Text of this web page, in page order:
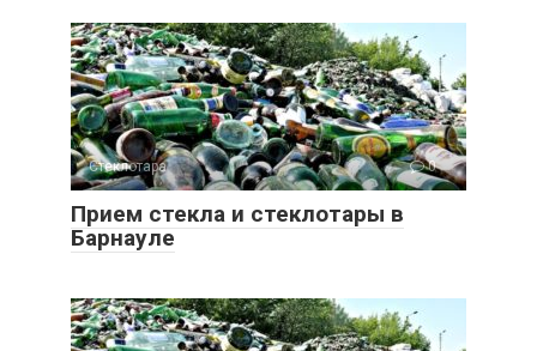
Стеклотара 0
Прием стекла и стеклотары в
Барнауле